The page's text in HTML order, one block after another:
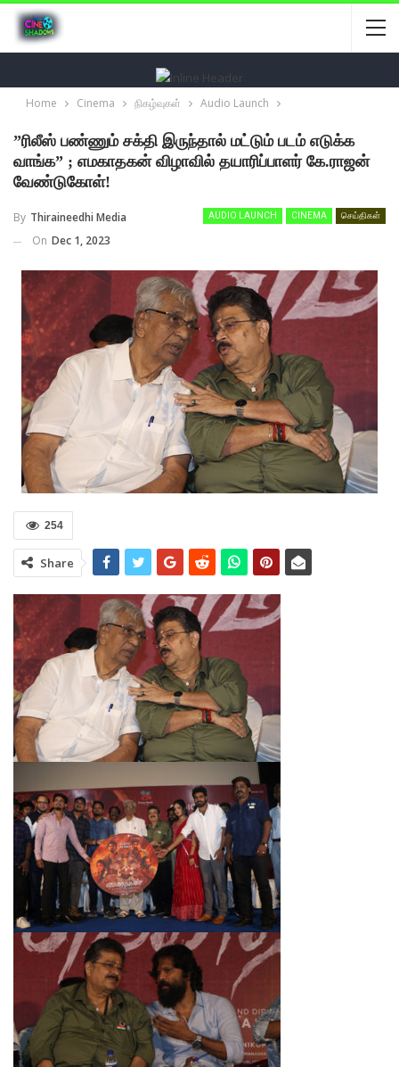
Home Cinema நிகழ்வுகள் Audio Launch
”ரிலீஸ் பண்ணும் சக்தி இருந்தால் மட்டும் படம் எடுக்க
வாங்க” ; எமகாதகன் விழாவில் தயாரிப்பாளர் கே.ராஜன்
வேண்டுகோள்!
AUDIO LAUNCH CINEMA செய்திகள்
By Thiraineedhi Media
On Dec 1, 2023
254
Share